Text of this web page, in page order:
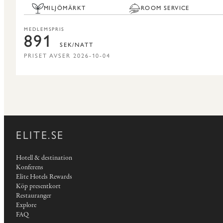
MILJÖMÄRKT ROOM SERVICE
MEDLEMSPRIS
891 SEK/NATT
PRISET AVSER 2026-10-04
ELITE.SE
Hotell & destination
Konferens
Elite Hotels Rewards
Köp presentkort
Restauranger
Explore
FAQ